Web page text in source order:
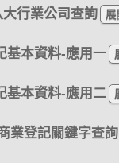
行業公司查詢
基本資料-應用一
基本資料-應用二
業登記關鍵字查詢